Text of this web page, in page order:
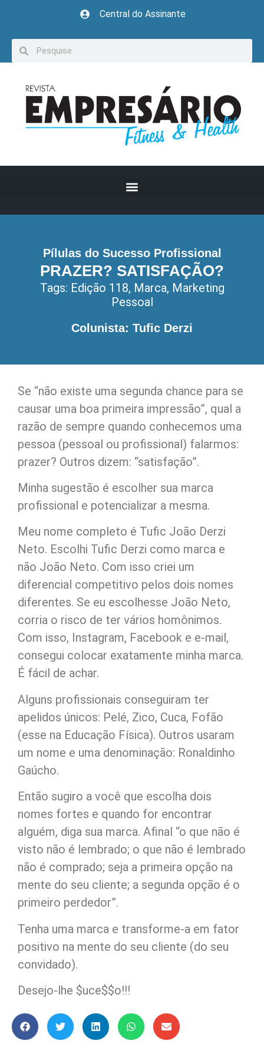
Central do Assinante
Pílulas do Sucesso Profissional
PRAZER? SATISFAÇÃO?
Tags: Edição 118, Marca, Marketing
Pessoal
Colunista: Tufic Derzi
Se “não existe uma segunda chance para se
causar uma boa primeira impressão”, qual a
razão de sempre quando conhecemos uma
pessoa (pessoal ou profissional) falarmos:
prazer? Outros dizem: “satisfação”.
Minha sugestão é escolher sua marca
profissional e potencializar a mesma.
Meu nome completo é Tufic João Derzi
Neto. Escolhi Tufic Derzi como marca e
não João Neto. Com isso criei um
diferencial competitivo pelos dois nomes
diferentes. Se eu escolhesse João Neto,
corria o risco de ter vários homônimos.
Com isso, Instagram, Facebook e e-mail,
consegui colocar exatamente minha marca.
É fácil de achar.
Alguns profissionais conseguiram ter
apelidos únicos: Pelé, Zico, Cuca, Fofão
(esse na Educação Física). Outros usaram
um nome e uma denominação: Ronaldinho
Gaúcho.
Então sugiro a você que escolha dois
nomes fortes e quando for encontrar
alguém, diga sua marca. Afinal “o que não é
visto não é lembrado; o que não é lembrado
não é comprado; seja a primeira opção na
mente do seu cliente; a segunda opção é o
primeiro perdedor”.
Tenha uma marca e transforme-a em fator
positivo na mente do seu cliente (do seu
convidado).
Desejo-lhe $uce$$o!!!